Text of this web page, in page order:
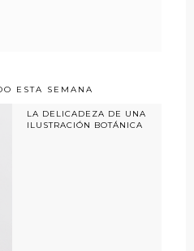
ESTA SEMANA
LA DELICADEZA DE UNA
ILUSTRACIÓN BOTÁNICA